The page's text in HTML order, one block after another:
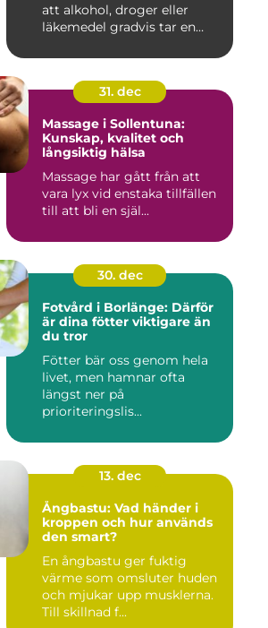
att alkohol, droger eller
läkemedel gradvis tar en
31. dec
Massage i Sollentuna:
Kunskap, kvalitet och
långsiktig hälsa
Massage har gått från att
vara lyx vid enstaka tillfällen
till att bli en själ...
30. dec
Fotvård i Borlänge: Därför
är dina fötter viktigare än
du tror
Fötter bär oss genom hela
livet, men hamnar ofta
längst ner på
prioriteringslis...
13. dec
Ångbastu: Vad händer i
kroppen och hur används
den smart?
En ångbastu ger fuktig
värme som omsluter huden
och mjukar upp musklerna.
Till skillnad f...